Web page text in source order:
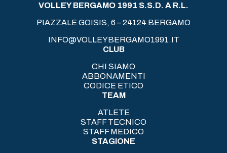
VOLLEY BERGAMO 1991 S.S.D. A R.L.
PIAZZALE GOISIS, 6 – 24124 BERGAMO
INFO@VOLLEYBERGAMO1991.IT
CLUB
CHI SIAMO
ABBONAMENTI
CODICE ETICO
TEAM
ATLETE
STAFF TECNICO
STAFF MEDICO
STAGIONE